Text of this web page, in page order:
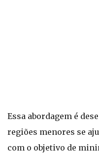
Essa abordagem é
regiões menores se
com o objetivo de